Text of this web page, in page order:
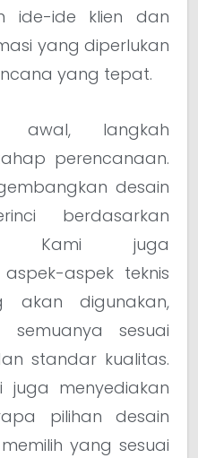
ide-ide klien dan
yang diperlukan
yang tepat.
awal, langkah
perencanaan.
desain
berdasarkan
Kami juga
aspek teknis
digunakan,
semuanya sesuai
standar kualitas.
juga menyediakan
pilihan desain
yang sesuai